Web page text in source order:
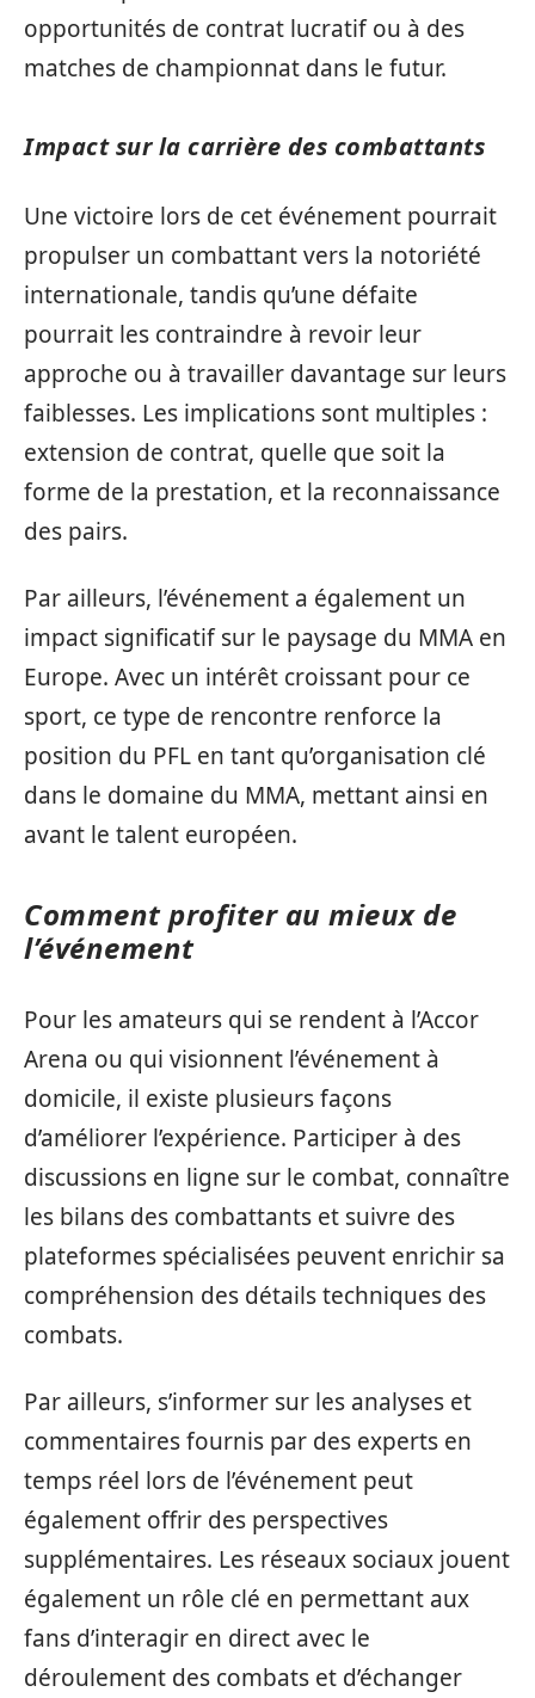
opportunités de contrat lucratif ou à des
matches de championnat dans le futur.
Impact sur la carrière des combattants
Une victoire lors de cet événement pourrait
propulser un combattant vers la notoriété
internationale, tandis qu’une défaite
pourrait les contraindre à revoir leur
approche ou à travailler davantage sur leurs
faiblesses. Les implications sont multiples :
extension de contrat, quelle que soit la
forme de la prestation, et la reconnaissance
des pairs.
Par ailleurs, l’événement a également un
impact significatif sur le paysage du MMA en
Europe. Avec un intérêt croissant pour ce
sport, ce type de rencontre renforce la
position du PFL en tant qu’organisation clé
dans le domaine du MMA, mettant ainsi en
avant le talent européen.
Comment profiter au mieux de
l’événement
Pour les amateurs qui se rendent à l’Accor
Arena ou qui visionnent l’événement à
domicile, il existe plusieurs façons
d’améliorer l’expérience. Participer à des
discussions en ligne sur le combat, connaître
les bilans des combattants et suivre des
plateformes spécialisées peuvent enrichir sa
compréhension des détails techniques des
combats.
Par ailleurs, s’informer sur les analyses et
commentaires fournis par des experts en
temps réel lors de l’événement peut
également offrir des perspectives
supplémentaires. Les réseaux sociaux jouent
également un rôle clé en permettant aux
fans d’interagir en direct avec le
déroulement des combats et d’échanger